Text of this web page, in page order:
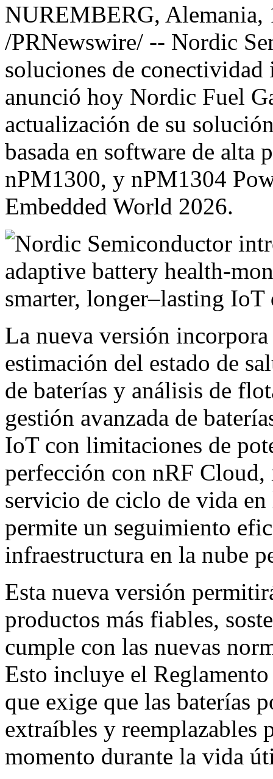
NUREMBERG, Alemania,
/PRNewswire/ -- Nordic
soluciones de
anunció hoy Nordic Fuel
actualización de su
basada en software de alta
nPM1300, y nPM1304
Embedded World 2026.
La nueva versión
estimación del estado de
de baterías y análisis de
gestión avanzada de
IoT con limitaciones de
perfección con nRF
servicio de ciclo de vida
permite un seguimiento
infraestructura en la nube
Esta nueva versión
productos más fiables,
cumple con las nuevas
Esto incluye el
que exige que las baterías
extraíbles y
momento durante la vida